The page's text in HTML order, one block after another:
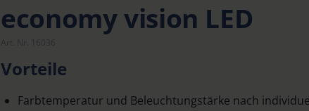
economy vision LED
Vorteile
Farbtemperatur und Beleuchtungstärke nach